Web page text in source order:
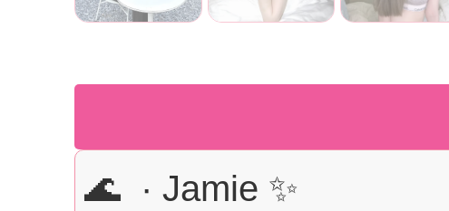
🌊 · Jamie ✨